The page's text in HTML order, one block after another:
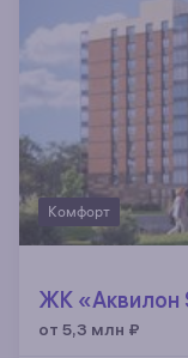
Комфорт
ЖК «Аквилон
от 5,3 млн ₽